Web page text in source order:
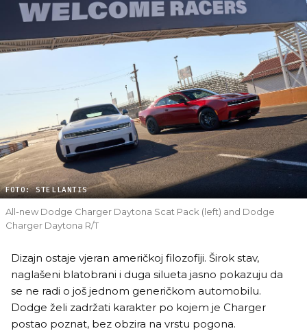
FOTO: STELLANTIS
All-new Dodge Charger Daytona Scat Pack (left) and Dodge
Charger Daytona R/T
Dizajn ostaje vjeran američkoj filozofiji. Širok stav,
naglašeni blatobrani i duga silueta jasno pokazuju da
se ne radi o još jednom generičkom automobilu.
Dodge želi zadržati karakter po kojem je Charger
postao poznat, bez obzira na vrstu pogona.